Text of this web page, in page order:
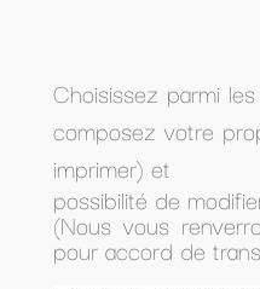
Choisissez parmi
composez votre
imprimer) et
possibilité de
(Nous vous
pour accord de